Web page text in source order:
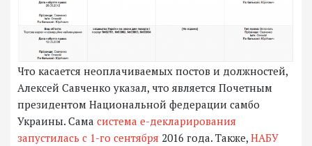
Что касается неоплачиваемых постов и должностей,
Алексей Савченко указал, что является Почетным
президентом Национальной федерации самбо
Украины. Сама система е-декларирования
запустилась с 1-го сентября 2016 года. Также, НАБУ